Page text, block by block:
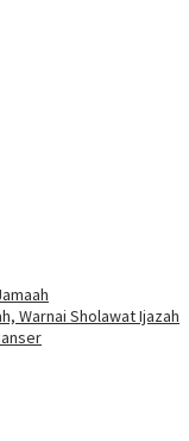
Warnai Sholawat Ijazah